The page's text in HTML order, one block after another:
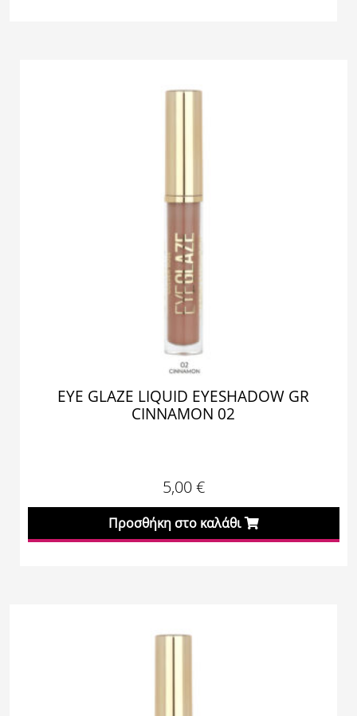
EYE GLAZE LIQUID EYESHADOW GR
CINNAMON 02
5,00€
Προσθήκη στο καλάθι